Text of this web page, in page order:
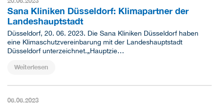
Sana Kliniken Düsseldorf: Klimapartner der
Landeshauptstadt
Düsseldorf, 20. 06. 2023. Die Sana Kliniken Düsseldorf haben
eine Klimaschutzvereinbarung mit der Landeshauptstadt
Düsseldorf unterzeichnet.„Hauptzie…
Weiterlesen
06.06.2023